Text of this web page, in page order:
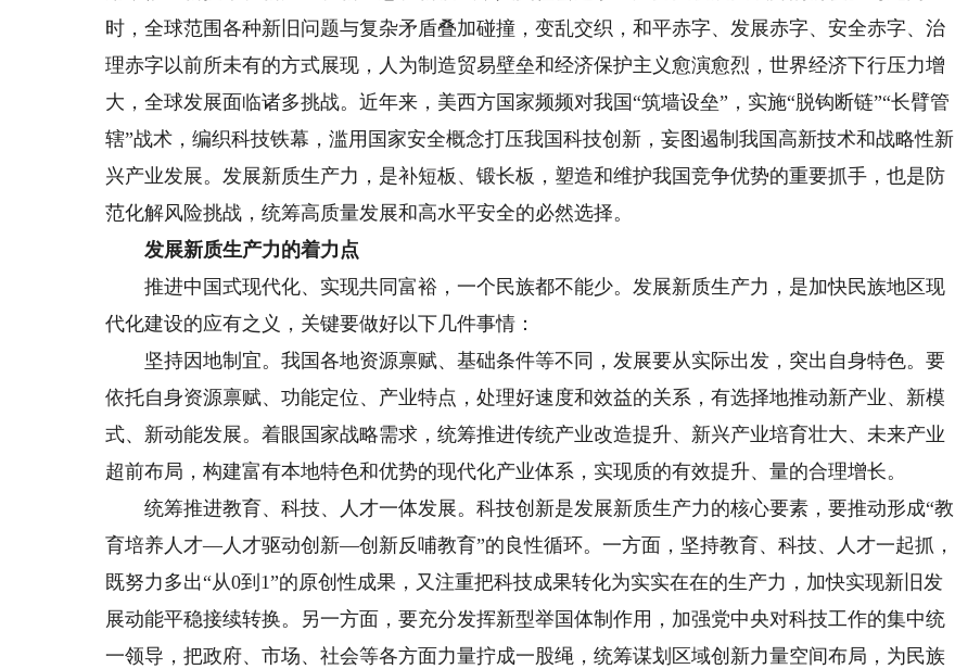
时，全球范围各种新旧问题与复杂矛盾叠加碰撞，变乱交织，和平赤字、发展赤字、安全赤字、治
理赤字以前所未有的方式展现，人为制造贸易壁垒和经济保护主义愈演愈烈，世界经济下行压力增
大，全球发展面临诸多挑战。近年来，美西方国家频频对我国“筑墙设垒”，实施“脱钩断链”“长臂管
辖”战术，编织科技铁幕，滥用国家安全概念打压我国科技创新，妄图遏制我国高新技术和战略性新
兴产业发展。发展新质生产力，是补短板、锻长板，塑造和维护我国竞争优势的重要抓手，也是防
范化解风险挑战，统筹高质量发展和高水平安全的必然选择。
发展新质生产力的着力点
推进中国式现代化、实现共同富裕，一个民族都不能少。发展新质生产力，是加快民族地区现
代化建设的应有之义，关键要做好以下几件事情：
坚持因地制宜。我国各地资源禀赋、基础条件等不同，发展要从实际出发，突出自身特色。要
依托自身资源禀赋、功能定位、产业特点，处理好速度和效益的关系，有选择地推动新产业、新模
式、新动能发展。着眼国家战略需求，统筹推进传统产业改造提升、新兴产业培育壮大、未来产业
超前布局，构建富有本地特色和优势的现代化产业体系，实现质的有效提升、量的合理增长。
统筹推进教育、科技、人才一体发展。科技创新是发展新质生产力的核心要素，要推动形成“教
育培养人才—人才驱动创新—创新反哺教育”的良性循环。一方面，坚持教育、科技、人才一起抓，
既努力多出“从0到1”的原创性成果，又注重把科技成果转化为实实在在的生产力，加快实现新旧发
展动能平稳接续转换。另一方面，要充分发挥新型举国体制作用，加强党中央对科技工作的集中统
一领导，把政府、市场、社会等各方面力量拧成一股绳，统筹谋划区域创新力量空间布局，为民族